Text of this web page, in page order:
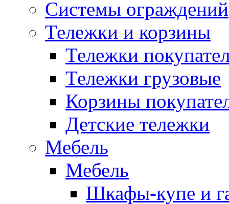
Системы ограждений
Тележки и корзины
Тележки
Тележки грузовые
Корзины
Детские тележки
Мебель
Мебель
Шкафы-купе и